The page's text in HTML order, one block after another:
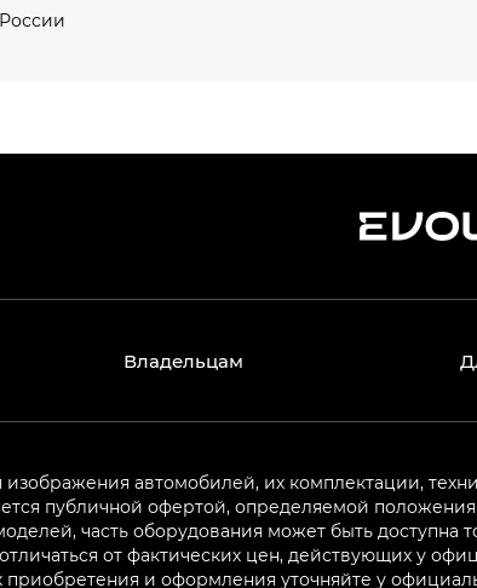
Владельцам
автомобилей, их комплектации,
публичной офертой, определяемой
часть оборудования может быть доступна
от фактических цен, действующих у
и оформления уточняйте у